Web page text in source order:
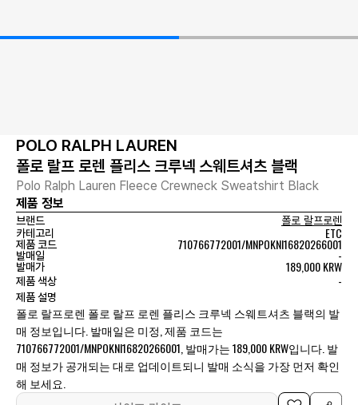
POLO RALPH LAUREN
폴로 랄프 로렌 플리스 크루넥 스웨트셔츠 블랙
Polo Ralph Lauren Fleece Crewneck Sweatshirt Black
제품 정보
브랜드
폴로 랄프로렌
카테고리
ETC
제품 코드 710766772001/MNPOKNI16820266001
발매일 -
발매가 189,000 KRW
제품 색상 -
제품 설명
폴로 랄프로렌 폴로 랄프 로렌 플리스 크루넥 스웨트셔츠 블랙의 발
매 정보입니다. 발매일은 미정, 제품 코드는
710766772001/MNPOKNI16820266001, 발매가는 189,000 KRW입니다. 발
매 정보가 공개되는 대로 업데이트되니 발매 소식을 가장 먼저 확인
해 보세요.